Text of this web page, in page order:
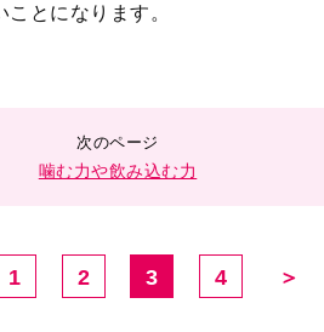
とになります。
噛む力や飲み込む力
1 2 3 4 ＞